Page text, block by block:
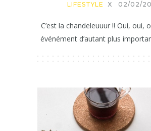
LIFESTYLE X 02/02/
C’est la chandeleuuur !! Oui, oui,
événément d’autant plus